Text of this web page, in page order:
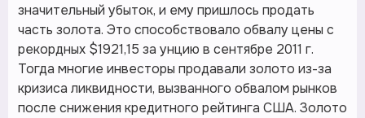
значительный убыток, и ему пришлось продать
часть золота. Это способствовало обвалу цены с
рекордных $1921,15 за унцию в сентябре 2011 г.
Тогда многие инвесторы продавали золото из-за
кризиса ликвидности, вызванного обвалом рынков
после снижения кредитного рейтинга США. Золото